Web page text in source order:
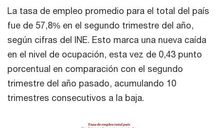
La tasa de empleo promedio para el total del país
fue de 57,8% en el segundo trimestre del año,
según cifras del INE. Esto marca una nueva caída
en el nivel de ocupación, esta vez de 0,43 punto
porcentual en comparación con el segundo
trimestre del año pasado, acumulando 10
trimestres consecutivos a la baja.